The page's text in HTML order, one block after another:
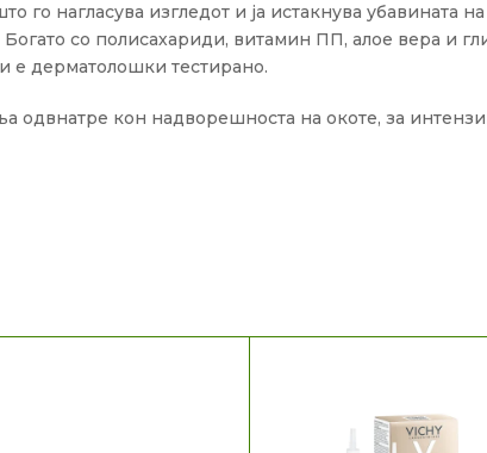
го нагласува изгледот и ја истакнува убавината
со полисахариди, витамин ПП, алое вера и
е дерматолошки тестирано.
кон надворешноста на окоте, за